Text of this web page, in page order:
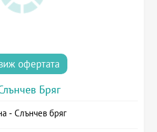
офертата
Бряг
- Слънчев бряг